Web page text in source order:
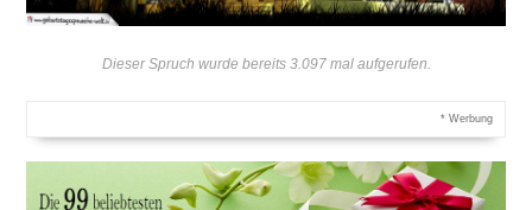
Dieser Spruch wurde bereits 3.097 mal aufgerufen.
* Werbung